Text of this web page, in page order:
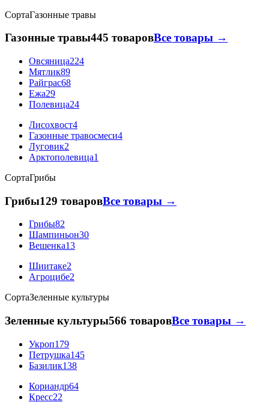
СортаГазонные травы
Газонные травы445 товаровВсе товары →
Овсяница224
Мятлик89
Райграс68
Ежа29
Полевица24
Лисохвост4
Газонные травосмеси4
Луговик2
Арктополевица1
СортаГрибы
Грибы129 товаровВсе товары →
Грибы82
Шампиньон30
Вешенка13
Шиитаке2
Агроцибе2
СортаЗеленные культуры
Зеленные культуры566 товаровВсе товары →
Укроп179
Петрушка145
Базилик138
Кориандр64
Кресс22